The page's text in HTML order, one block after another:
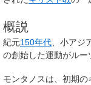
概説
紀元150年代 、小アジ
の創始した運動がルー
モンタノスは、初期